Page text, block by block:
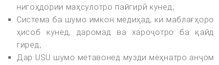
нигоҳдории маҳсулотро пайгирӣ кунед;
Система ба шумо имкон медиҳад, ки маблағҳоро
ҳисоб кунед, даромад ва хароҷотро ба қайд
гиред;
Дар USU шумо метавонед музди меҳнатро анҷом